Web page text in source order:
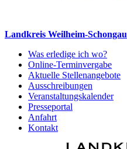
Landkreis Weilheim-Schongau
Was erledige ich wo?
Online-Terminvergabe
Aktuelle Stellenangebote
Ausschreibungen
Veranstaltungskalender
Presseportal
Anfahrt
Kontakt